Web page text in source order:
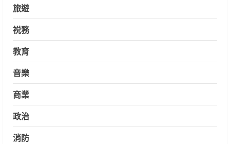
旅遊
祱務
教育
音樂
商業
政治
消防